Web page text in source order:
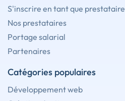
S'inscrire en tant que prestataire
Nos prestataires
Portage salarial
Partenaires
Catégories populaires
Développement web